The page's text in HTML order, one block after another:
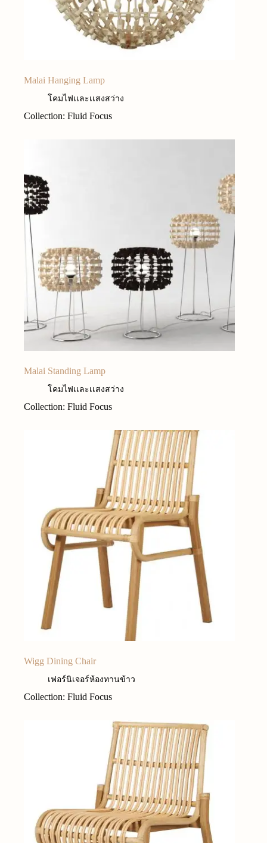
Malai Hanging Lamp
โคมไฟเเละเเสงสว่าง
Collection: Fluid Focus
Malai Standing Lamp
โคมไฟเเละเเสงสว่าง
Collection: Fluid Focus
Wigg Dining Chair
เฟอร์นิเจอร์ห้องทานข้าว
Collection: Fluid Focus